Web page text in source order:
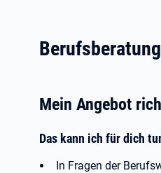
Mein Angebot
Das kann ich für dich
In Fragen der